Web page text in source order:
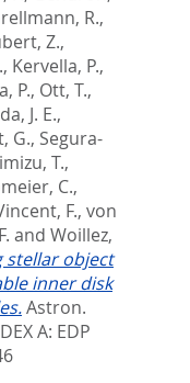
R.,
Z.,
, Kervella, P.,
P., Ott, T.,
J. E.,
G., Segura-
T.,
C.,
F., von
and Woillez,
stellar object
inner disk
Astron.
A: EDP